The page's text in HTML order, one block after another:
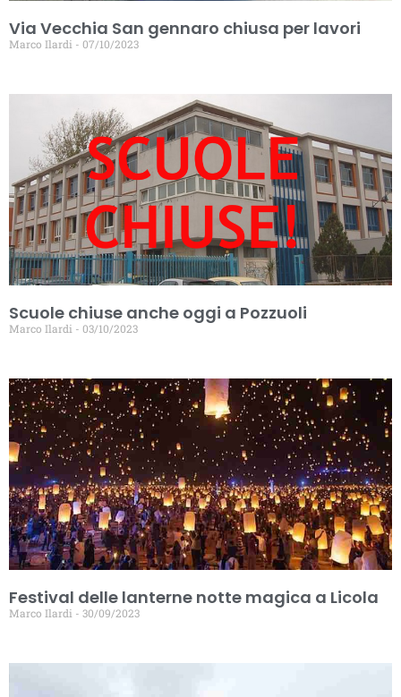
Via Vecchia San gennaro chiusa per lavori
Marco Ilardi 07/10/2023
Scuole chiuse anche oggi a Pozzuoli
Marco Ilardi 03/10/2023
Festival delle lanterne notte magica a Licola
Marco Ilardi 30/09/2023